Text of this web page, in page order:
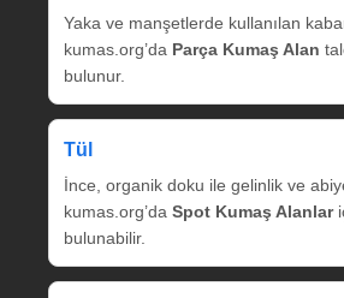
Yaka ve manşetlerde kullanılan
kumas.org’da Parça Kumaş Alan
bulunur.
Tül
İnce, organik doku ile gelinlik ve
kumas.org’da Spot Kumaş Alanlar
bulunabilir.